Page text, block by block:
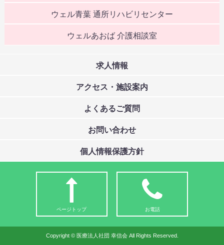
ウェル青葉 通所リハビリセンター
ウェルあおば 介護相談室
求人情報
アクセス・施設案内
よくあるご質問
お問い合わせ
個人情報保護方針
ページトップ お電話
Copyright © 医療法人社団 幸信会 All Rights Reserved.